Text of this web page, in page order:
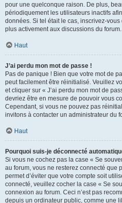
pour une quelconque raison. De plus,
périodiquement les utilisateurs inactifs
données. Si tel était le cas, inscrivez-
plus activement aux discussions du forum.
Haut
J’ai perdu mon mot de passe !
Pas de panique ! Bien que votre mot de
peut facilement être réinitialisé. Veuillez
et cliquer sur « J’ai perdu mon mot de
devriez être en mesure de pouvoir vous
Cependant, si vous ne pouvez pas
invitons à contacter un administrateur du
Haut
Pourquoi suis-je déconnecté
Si vous ne cochez pas la case « Se
au forum, vous ne resterez connecté que
permet d’éviter que votre compte soit
connecté, veuillez cocher la case « Se
connexion au forum. Ceci n’est pas
depuis un ordinateur public, comme une